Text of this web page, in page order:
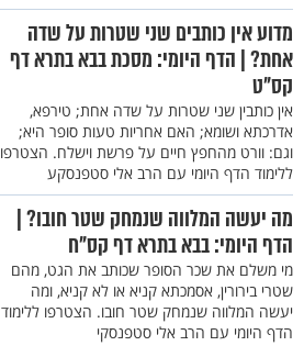
מדוע אין כותבים שני שטרות על שדה
אחת? | הדף היומי: מסכת בבא בתרא דף
קס"ט
אין כותבין שני שטרות על שדה אחת; טירפא,
אדרכתא ושומא; האם אחריות טעות סופר היא;
וגם: וורט מהחפץ חיים על פרשת וישלח. הצטרפו
ללימוד הדף היומי עם הרב אלי סטפנסקע
מה יעשה המלווה שנמחק שטר חובו? |
הדף היומי: בבא בתרא דף קס"ח
מי משלם את שכר הסופר שכותב את הגט, מהם
שטרי בירורין, אסמכתא קניא או לא קניא, ומה
יעשה המלווה שנמחק שטר חובו. הצטרפו ללימוד
הדף היומי עם הרב אלי סטפנסקי